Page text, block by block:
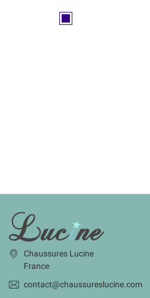
INFORMATIONS
Chaussures Lucine
France
contact@chaussureslucine.com